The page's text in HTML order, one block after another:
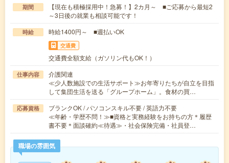
期間
【現在も積極採用中！急募！】2カ月～ ■ご応募から最短2
～3日後の就業も相談可能です！
時給 時給1400円～ ■週払いOK
交通費
交通費全額支給（ガソリン代もOK！）
仕事内容
介護関連
≪少人数施設での生活サポート≫お年寄りたちが自立を目指
して集団生活を送る「グループホーム」。食材の買…
応募資格
ブランクOK / パソコンスキル不要 / 英語力不要
≪年齢・学歴不問！≫■資格と実務経験をお持ちの方＊履歴
書不要＊面談確約≪待遇≫・社会保険完備・社員登…
職場の雰囲気